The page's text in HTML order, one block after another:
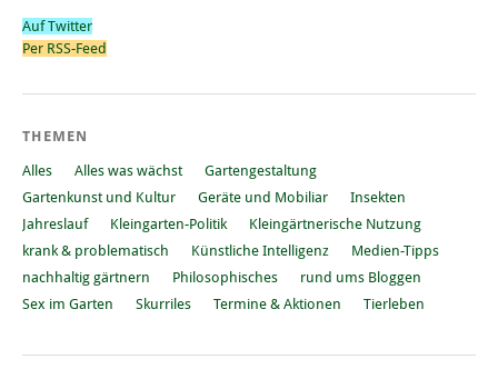
Auf Twitter
Per RSS-Feed
THEMEN
Alles Alles was wächst
Gartengestaltung
Gartenkunst und Kultur
Geräte und Mobiliar
Insekten
Jahreslauf
Kleingarten-Politik
Kleingärtnerische Nutzung
krank & problematisch
Künstliche Intelligenz
Medien-Tipps
nachhaltig gärtnern
Philosophisches
rund ums Bloggen
Sex im Garten
Skurriles Termine & Aktionen Tierleben